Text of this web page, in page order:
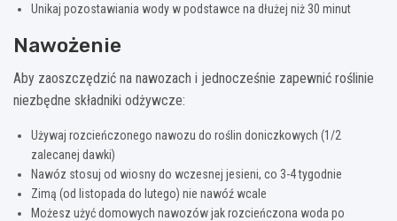
Unikaj pozostawiania wody w podstawce na dłużej niż 30 minut
Nawożenie
Aby zaoszczędzić na nawozach i jednocześnie zapewnić roślinie
niezbędne składniki odżywcze:
Używaj rozcieńczonego nawozu do roślin doniczkowych (1/2
zalecanej dawki)
Nawóz stosuj od wiosny do wczesnej jesieni, co 3-4 tygodnie
Zimą (od listopada do lutego) nie nawóź wcale
Możesz użyć domowych nawozów jak rozcieńczona woda po